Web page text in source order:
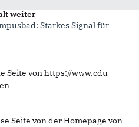
weiter
Starkes Signal für
Seite von https://www.cdu-
Seite von der Homepage von